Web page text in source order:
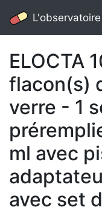
ELOCTA
flacon(s)
verre - 1
ml avec
avec set